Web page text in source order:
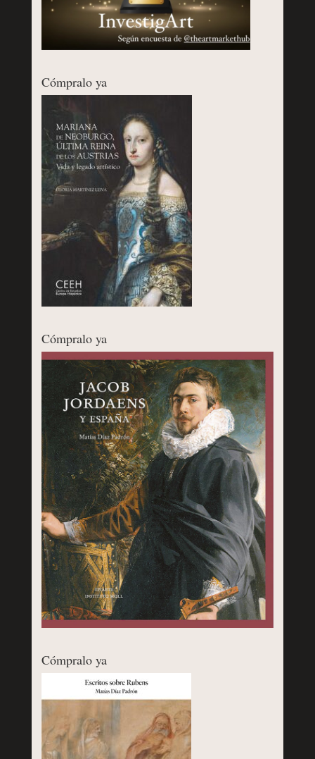
Cómpralo ya
Cómpralo ya
Cómpralo ya